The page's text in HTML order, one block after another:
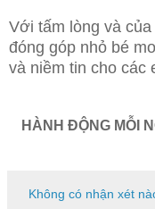
Với tấm lòng và
đóng góp nhỏ bé
và niềm tin cho các
HÀNH ĐỘNG MỖI
Không có nhận xét